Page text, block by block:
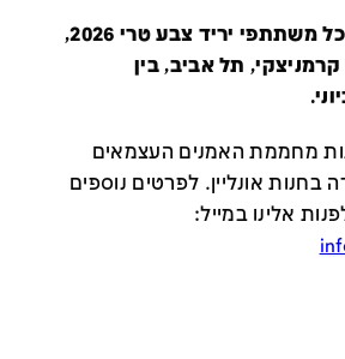
קטלוג זה מציג את כל משתתפי יריד צבע טרי 2026,
תל אביב, בין
מחממת האמנים העצמאים
בחנות אונליין. לפרטים נוספים
אלינו במייל: